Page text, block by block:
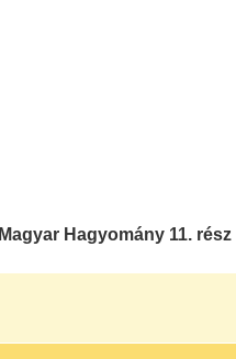
Magyar Hagyomány 11.